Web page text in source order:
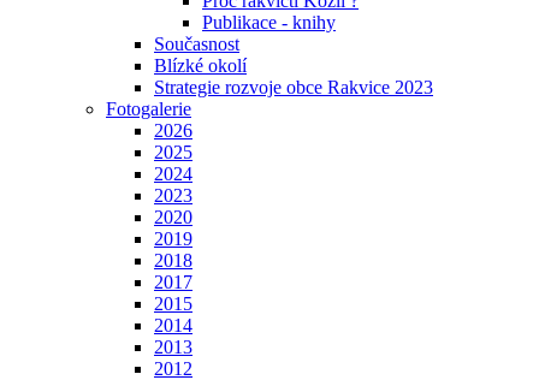
Publikace - knihy
Současnost
Blízké okolí
Strategie rozvoje obce Rakvice 2023
Fotogalerie
2026
2025
2024
2023
2020
2019
2018
2017
2015
2014
2013
2012